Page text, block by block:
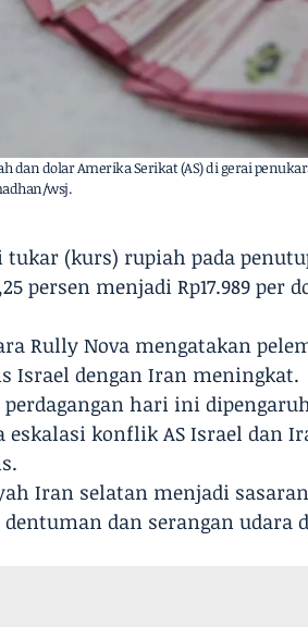
dolar Amerika Serikat (AS) di gerai
wsj.
tukar (kurs) rupiah pada
persen menjadi Rp17.989 per
Rully Nova mengatakan
Israel dengan Iran meningkat.
perdagangan hari ini
konflik AS Israel dan
Iran selatan menjadi
dentuman dan serangan